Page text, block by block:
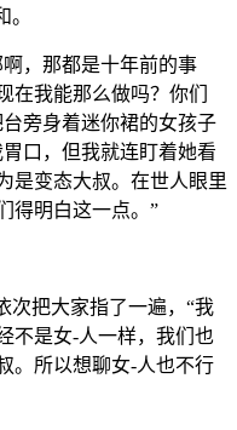
，那都是十年前的事
在我能那么做吗？你们
旁身着迷你裙的女孩子
口，但我就连盯着她看
是变态大叔。在世人眼里
得明白这一点。”
次把大家指了一遍，“我
不是女-人一样，我们也
。所以想聊女-人也不行